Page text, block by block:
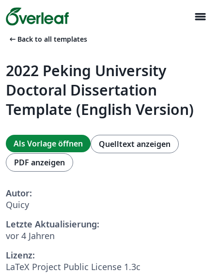
menu
arrow_left_alt Back to all templates
2022 Peking University
Doctoral Dissertation
Template (English Version)
Als Vorlage öffnen
Quelltext anzeigen
PDF anzeigen
Autor:
Quicy
Letzte Aktualisierung:
vor 4 Jahren
Lizenz:
LaTeX Project Public License 1.3c